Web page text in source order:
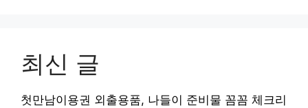
최신 글
첫만남이용권 외출용품, 나들이 준비물 꼼꼼 체크리